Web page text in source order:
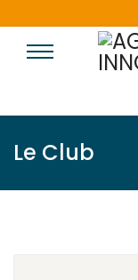
Le Club